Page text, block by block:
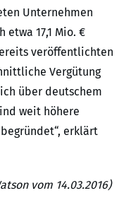
Unternehmen
17,1 Mio. €
veröffentlichten
Vergütung
über deutschem
weit höhere
erklärt
vom 14.03.2016)